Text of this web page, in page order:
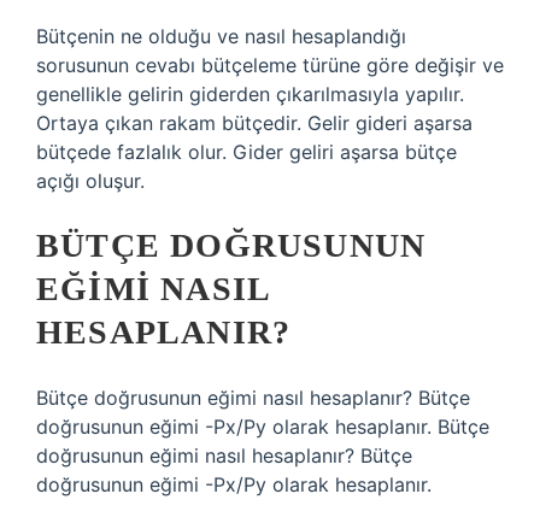
Bütçenin ne olduğu ve nasıl hesaplandığı
sorusunun cevabı bütçeleme türüne göre değişir ve
genellikle gelirin giderden çıkarılmasıyla yapılır.
Ortaya çıkan rakam bütçedir. Gelir gideri aşarsa
bütçede fazlalık olur. Gider geliri aşarsa bütçe
açığı oluşur.
BÜTÇE DOĞRUSUNUN
EĞIMI NASIL
HESAPLANIR?
Bütçe doğrusunun eğimi nasıl hesaplanır? Bütçe
doğrusunun eğimi -Px/Py olarak hesaplanır. Bütçe
doğrusunun eğimi nasıl hesaplanır? Bütçe
doğrusunun eğimi -Px/Py olarak hesaplanır.